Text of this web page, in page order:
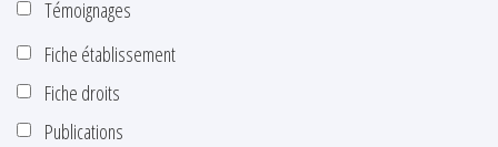
Témoignages
Fiche établissement
Fiche droits
Publications